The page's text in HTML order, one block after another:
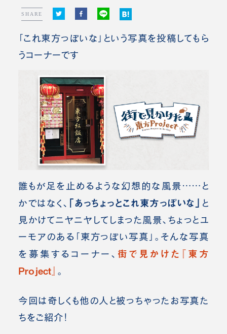
SHARE
「これ東方っぽいな」という写真を投稿してもら
うコーナーです
誰もが足を止めるような幻想的な風景……と
かではなく、 「あっちょっとこれ東方っぽいな」 と
見かけてニヤニヤしてしまった風景、ちょっとユ
ーモアのある「東方っぽい写真」。 そんな写真
を募集するコーナー、 街で見かけた『東方
Project』 。
今回は奇しくも他の人と被っちゃったお写真た
ちをご紹介！